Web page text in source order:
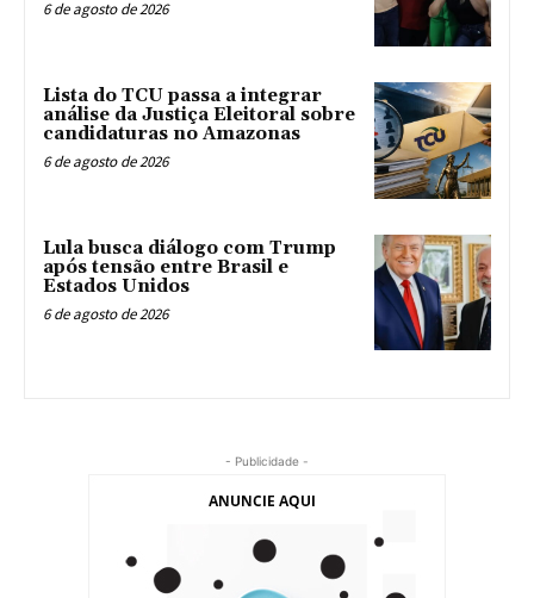
6 de agosto de 2026
Lista do TCU passa a integrar
análise da Justiça Eleitoral sobre
candidaturas no Amazonas
6 de agosto de 2026
Lula busca diálogo com Trump
após tensão entre Brasil e
Estados Unidos
6 de agosto de 2026
- Publicidade -